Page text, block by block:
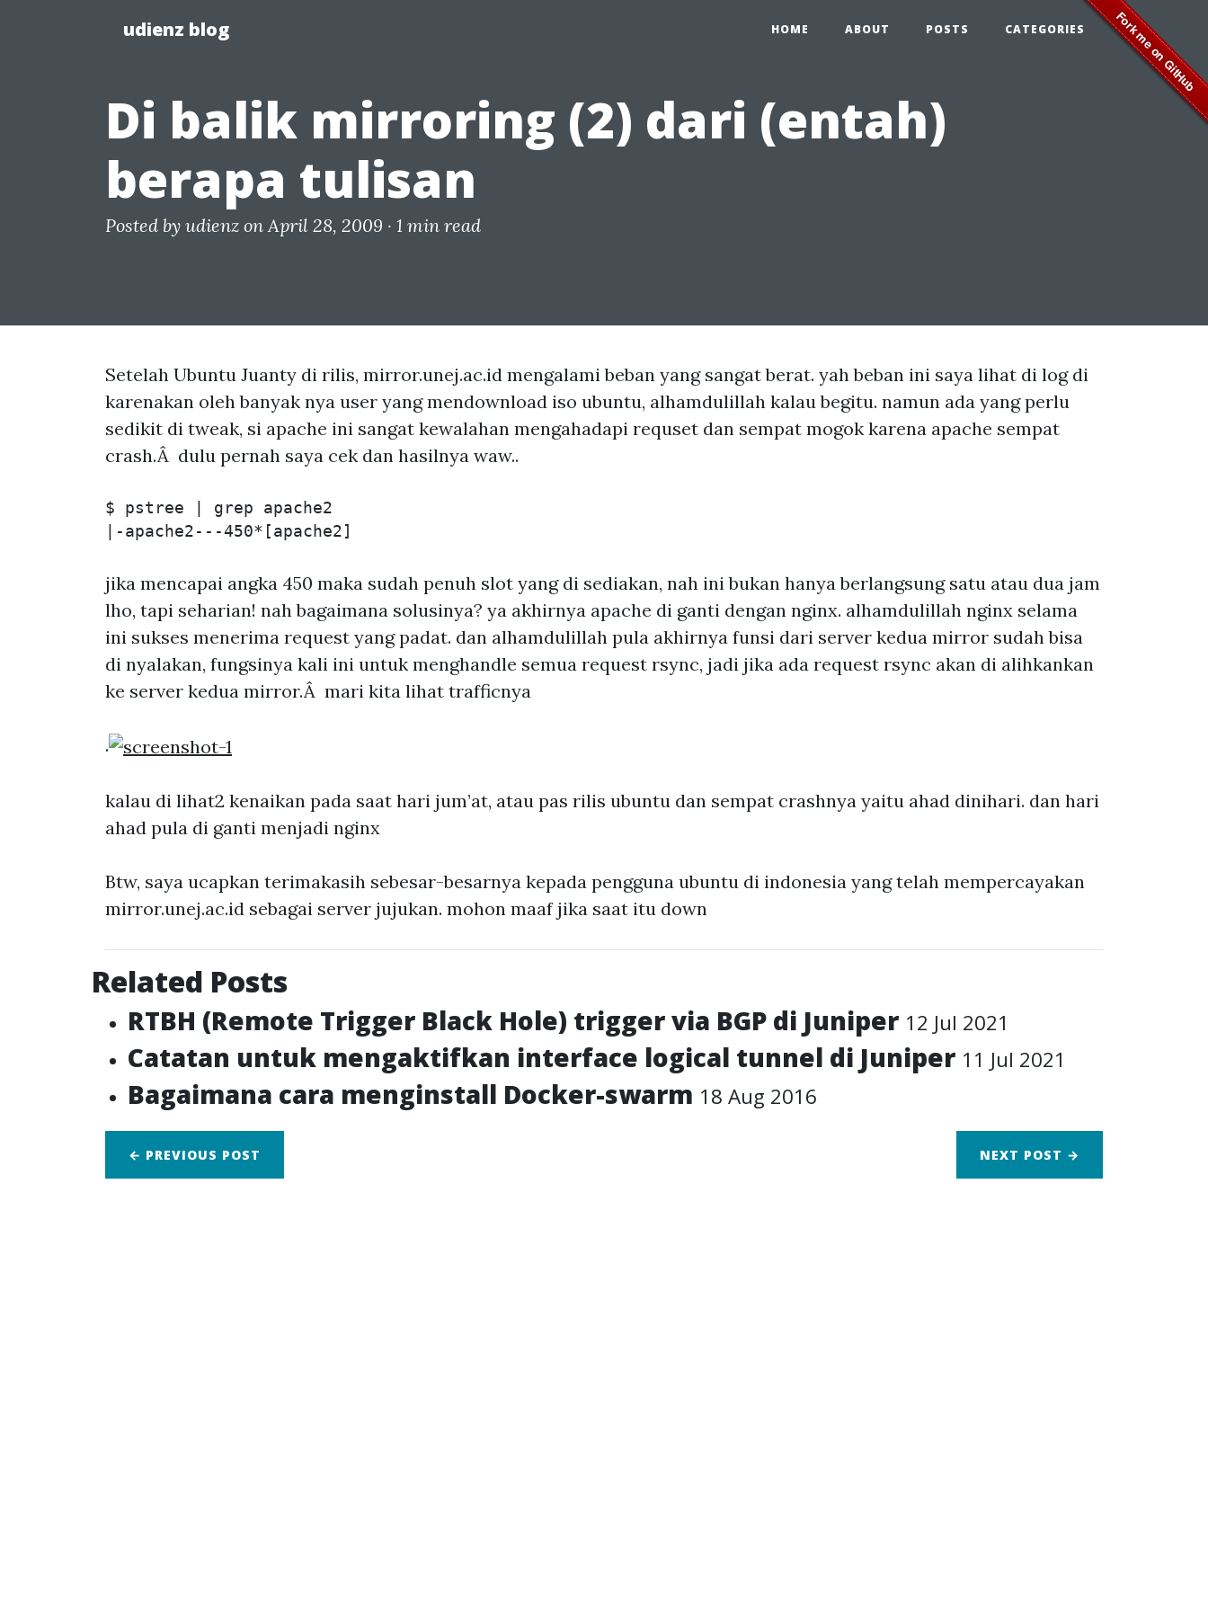
udienz blog HOME ABOUT POSTS CATEGORIES
Di balik mirroring (2) dari (entah)
berapa tulisan
Posted by udienz on April 28, 2009 · 1 min read
Setelah Ubuntu Juanty di rilis, mirror.unej.ac.id mengalami beban yang sangat berat. yah beban ini saya lihat di log di
karenakan oleh banyak nya user yang mendownload iso ubuntu, alhamdulillah kalau begitu. namun ada yang perlu
sedikit di tweak, si apache ini sangat kewalahan mengahadapi requset dan sempat mogok karena apache sempat
crash.Â dulu pernah saya cek dan hasilnya waw..
$ pstree | grep apache2
jika mencapai angka 450 maka sudah penuh slot yang di sediakan, nah ini bukan hanya berlangsung satu atau dua jam
lho, tapi seharian! nah bagaimana solusinya? ya akhirnya apache di ganti dengan nginx. alhamdulillah nginx selama
ini sukses menerima request yang padat. dan alhamdulillah pula akhirnya funsi dari server kedua mirror sudah bisa
di nyalakan, fungsinya kali ini untuk menghandle semua request rsync, jadi jika ada request rsync akan di alihkankan
ke server kedua mirror.Â mari kita lihat trafficnya
.
kalau di lihat2 kenaikan pada saat hari jum’at, atau pas rilis ubuntu dan sempat crashnya yaitu ahad dinihari. dan hari
ahad pula di ganti menjadi nginx
Btw, saya ucapkan terimakasih sebesar-besarnya kepada pengguna ubuntu di indonesia yang telah mempercayakan
mirror.unej.ac.id sebagai server jujukan. mohon maaf jika saat itu down
Related Posts
RTBH (Remote Trigger Black Hole) trigger via BGP di Juniper 12 Jul 2021
Catatan untuk mengaktifkan interface logical tunnel di Juniper 11 Jul 2021
Bagaimana cara menginstall Docker-swarm 18 Aug 2016
← PREVIOUS POST NEXT POST →